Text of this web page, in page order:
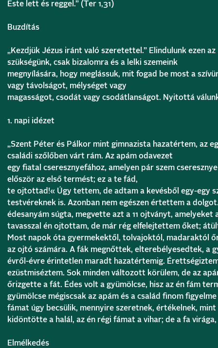
Este lett és reggel.” (Ter 1,31)
Buzdítás
„Kezdjük Jézus iránt való szeretettel.” Elindulunk ezen
szükségünk, csak bizalomra és a lelki szemeink
megnyílására, hogy meglássuk, mit fogad be most a
vagy távolságot, mélységet vagy
magasságot, csodát vagy csodátlanságot. Nyitottá
1. napi idézet
„Szent Péter és Pálkor mint gimnazista hazatértem, az
családi szőlőben várt rám. Az apám odavezet
egy fiatal cseresznyefához, amelyen pár szem
először az első termést; ez a te fád,
te ojtottad!« Úgy tettem, de adtam a kevésből egy-egy
testvéreknek is. Azonban nem egészen értettem a
édesanyám súgta, megvette azt a 11 ojtványt, amelyeket
tavasszal én ojtottam, de már rég elfelejtettem őket;
Most napok óta gyermekektől, tolvajoktól, madaraktól
az ojtó számára. A fák megnőttek, elterebélyesedtek, a
évről-évre érintetlen maradt hazatértemig.
ezüstmiséztem. Sok minden változott körülem, de az
őrizgette a fát. Édes volt a gyümölcse, hisz az én fám
gyümölcse mégiscsak az apám és a család finom
fámat úgy becsülik, mennyire szeretnek, értékelnek,
kidöntötte a halál, az én régi fámat a vihar; de a fa
Elmélkedés